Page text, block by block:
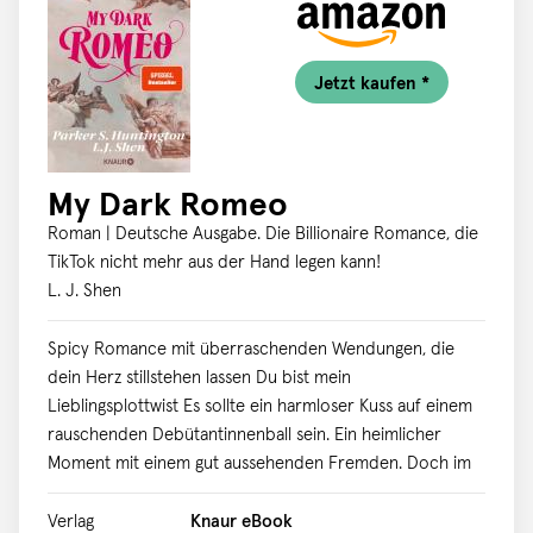
das Leben zu leben, das man sich wünscht.
Ihr Familienroman ist dabei ebenso sorgfältig
recherchiert wie persönlich: Auch Familienmitglieder der
Bestseller-Autorin waren von der Verschickung
betroffen. Entdecken Sie auch Eva Völlers andere
SPIEGEL-Bestseller bei Droemer: - Helle Tage, dunkle
Schuld - Alte Taten, neuer Zorn
Jetzt kaufen *
My Dark Romeo
Roman | Deutsche Ausgabe. Die Billionaire Romance, die
TikTok nicht mehr aus der Hand legen kann!
L. J. Shen
Spicy Romance mit überraschenden Wendungen, die
dein Herz stillstehen lassen Du bist mein
Lieblingsplottwist Es sollte ein harmloser Kuss auf einem
rauschenden Debütantinnenball sein. Ein heimlicher
Moment mit einem gut aussehenden Fremden. Doch im
Gegensatz zu seinem Namensvetter wird mein Romeo
nicht von der Liebe angetrieben, sondern von Rache.
Verlag
Knaur eBook